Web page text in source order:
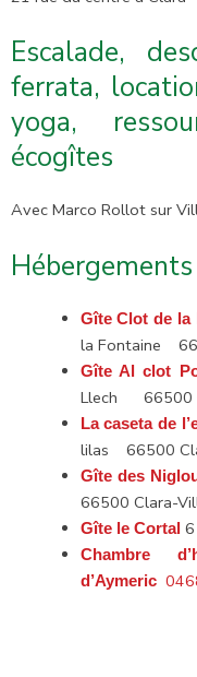
Escalade,
ferrata,
yoga,
écogîtes
Avec Marco Rollot sur
Hébergements
Gîte Clot de la
la Fontaine
Gîte Al clot
Llech 66500
La caseta de
lilas 66500
Gîte des
66500 Clara-
Gîte le Cortal6
Chambre
d’Aymeric